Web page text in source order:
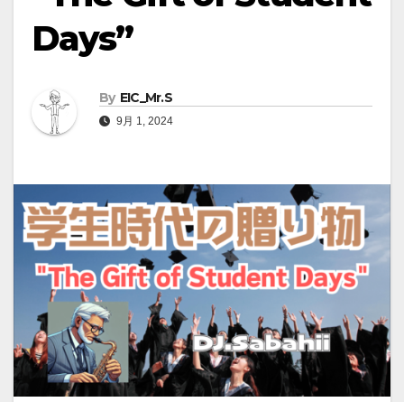
Days”
By EIC_Mr.S
9月 1, 2024